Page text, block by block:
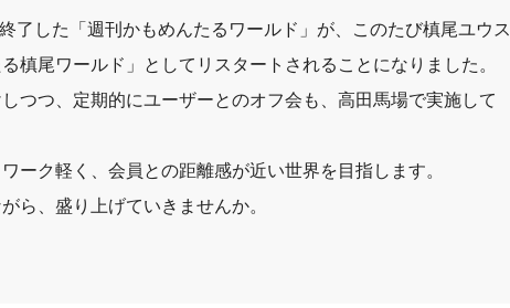
了した「週刊かもめんたるワールド」が、このたび槙尾ユウス
槙尾ワールド」としてリスタートされることになりました。
つつ、定期的にユーザーとのオフ会も、高田馬場で実施して
ーク軽く、会員との距離感が近い世界を目指します。
ら、盛り上げていきませんか。